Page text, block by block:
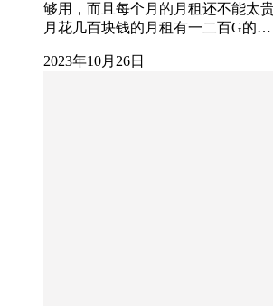
够用，而且每个月的月租还不能太
月花几百块钱的月租有一二百G的…
2023年10月26日